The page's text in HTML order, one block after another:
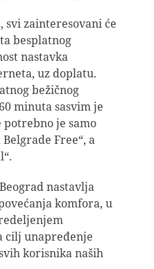
svi zainteresovani će
besplatnog
nastavka
uz doplatu.
bežičnog
minuta sasvim je
potrebno je samo
Free“, a
nastavlja
komfora, u
cilj unapređenje
korisnika naših